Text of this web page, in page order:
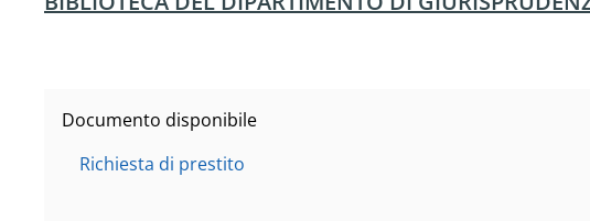
Documento disponibile
Richiesta di prestito